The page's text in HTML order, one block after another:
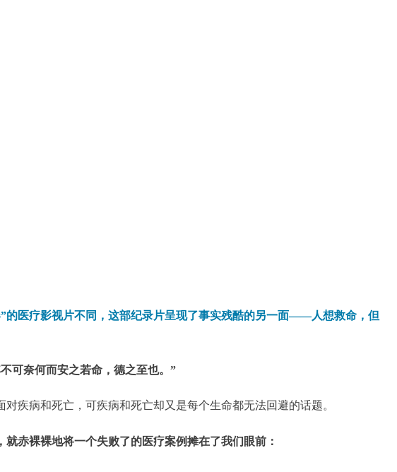
的医疗影视片不同，这部纪录片呈现了事实残酷的另一面——人想救命，但
可奈何而安之若命，德之至也。”
疾病和死亡，可疾病和死亡却又是每个生命都无法回避的话题。
就赤裸裸地将一个失败了的医疗案例摊在了我们眼前：